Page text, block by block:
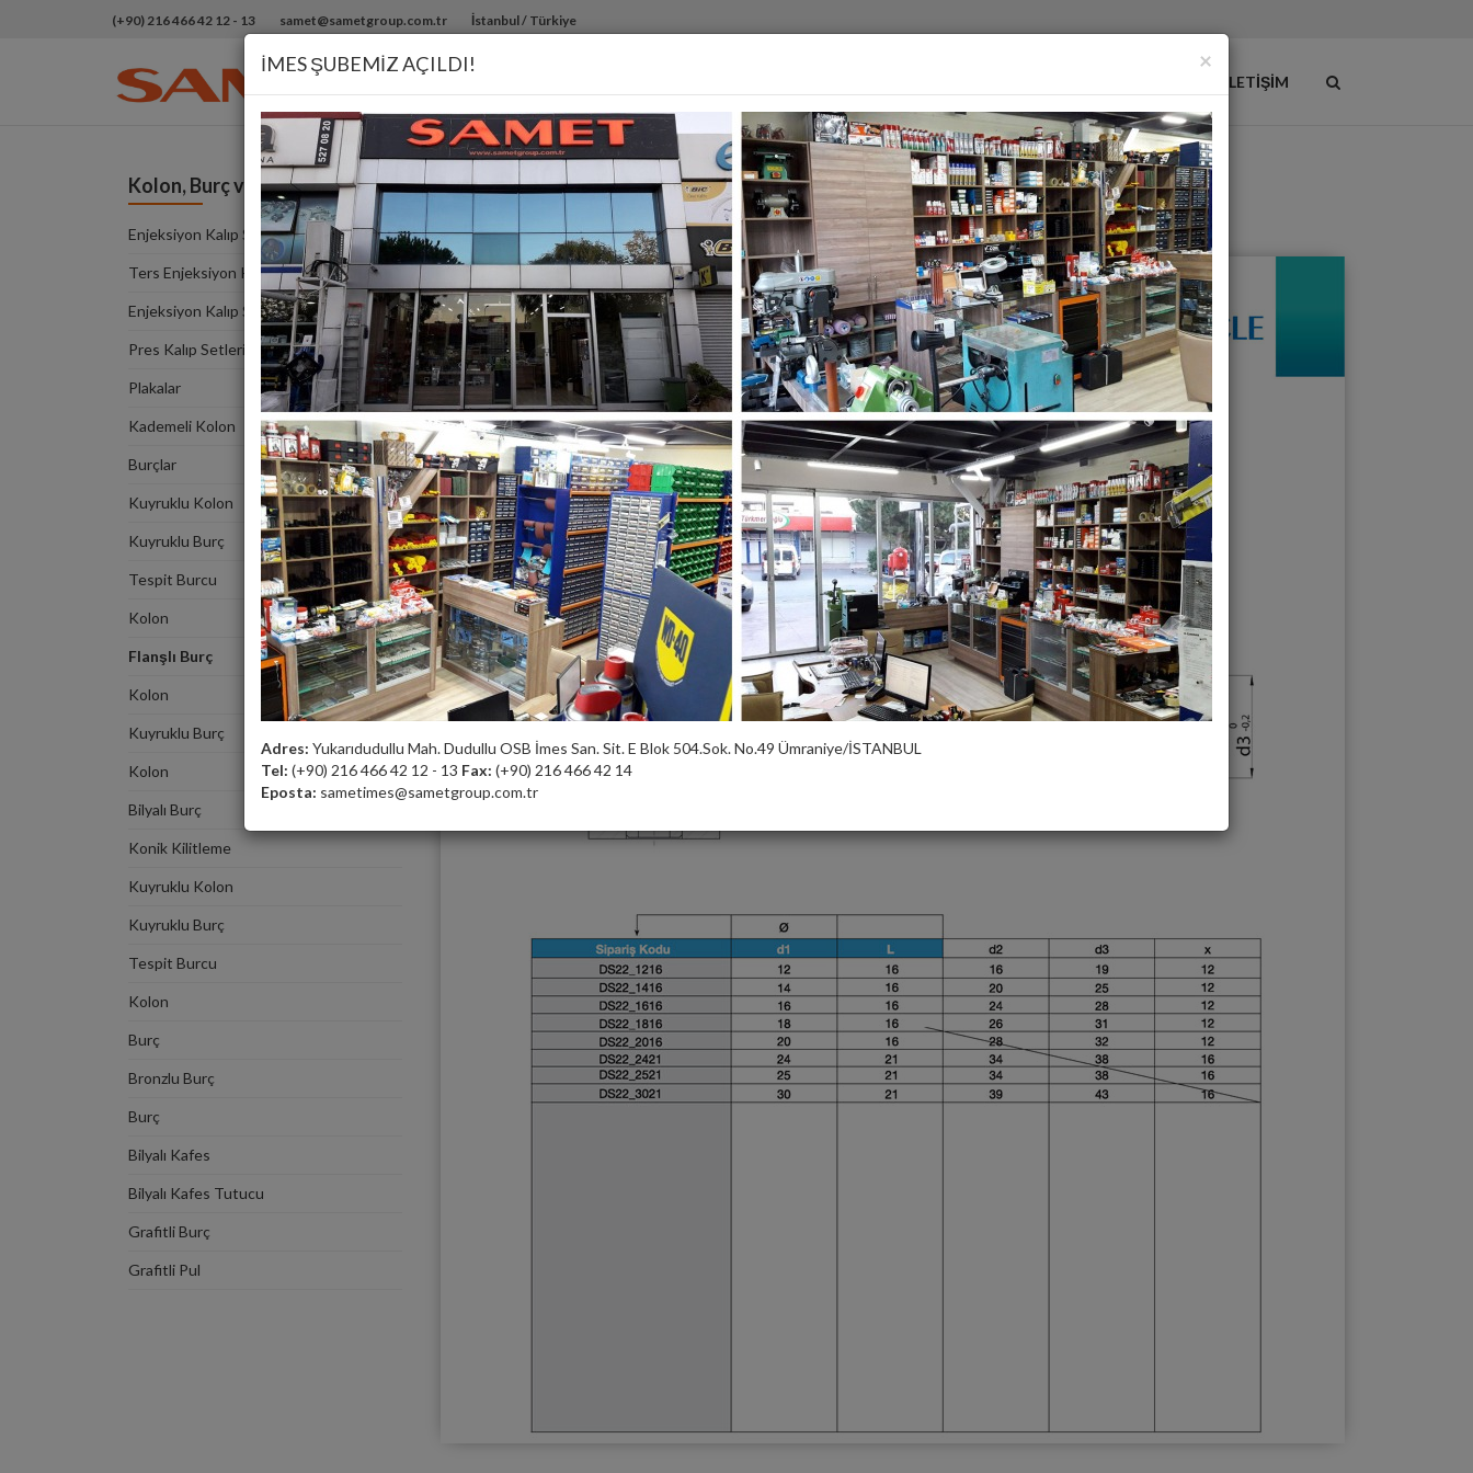
(+90) 216 466 42 12 - 13 samet@sametgroup.com.tr İstanbul / Türkiye
İLETIŞIM
Flanşlı Burç
Kolon, Burç ve Setler
Enjeksiyon Kalıp Seti Tipleri
Ters Enjeksiyon Kalıp Seti / Standart
Enjeksiyon Kalıp Seti / Standart Ölçü
Pres Kalıp Setleri / Standart Ölçü
Plakalar
Kademeli Kolon
Burçlar
Kuyruklu Kolon
Kuyruklu Burç
Tespit Burcu
Kolon
Flanşlı Burç
Kolon
Kuyruklu Burç
Kolon
Bilyalı Burç
Konik Kilitleme
Kuyruklu Kolon
Kuyruklu Burç
Tespit Burcu
Kolon
Burç
Bronzlu Burç
Burç
Bilyalı Kafes
Bilyalı Kafes Tutucu
Grafitli Burç
Grafitli Pul
×
İMES ŞUBEMİZ AÇILDI!
Adres: Yukarıdudullu Mah. Dudullu OSB İmes San. Sit. E Blok 504.Sok. No.49 Ümraniye/İSTANBUL
Tel: (+90) 216 466 42 12 - 13 Fax: (+90) 216 466 42 14
Eposta: sametimes@sametgroup.com.tr